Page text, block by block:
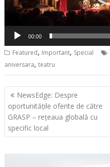
00:00
Featured, Important, Special
aniversara,teatru
Navigare
în
articole
NewsEdge: Despre
oportunitățile oferite de către
GRASP – rețeaua globală cu
specific local